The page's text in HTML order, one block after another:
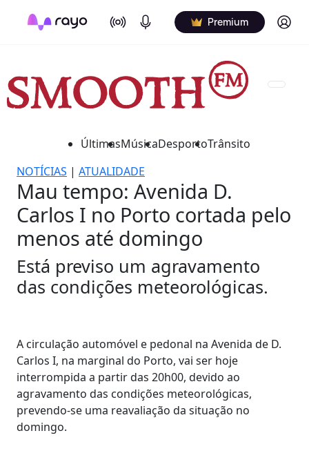
On Air Podcasts Premium Log in
ÚltimasMúsicaDesportoTrânsito
NOTÍCIAS | ATUALIDADE
Mau tempo: Avenida D.
Carlos I no Porto cortada pelo
menos até domingo
Está previso um agravamento
das condições meteorológicas.
A circulação automóvel e pedonal na Avenida de D.
Carlos I, na marginal do Porto, vai ser hoje
interrompida a partir das 20h00, devido ao
agravamento das condições meteorológicas,
prevendo-se uma reavaliação da situação no
domingo.